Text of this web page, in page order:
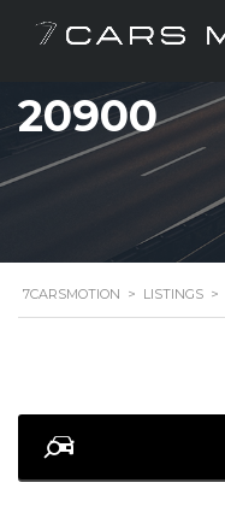
20900
7CARSMOTION > LISTINGS >